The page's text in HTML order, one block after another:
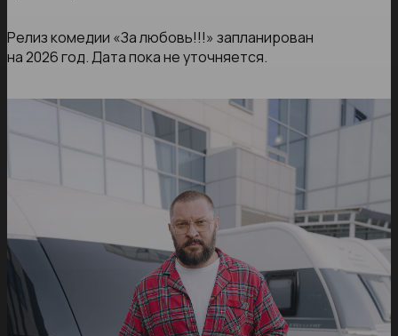
Релиз комедии «За любовь!!!» запланирован
на 2026 год. Дата пока не уточняется.